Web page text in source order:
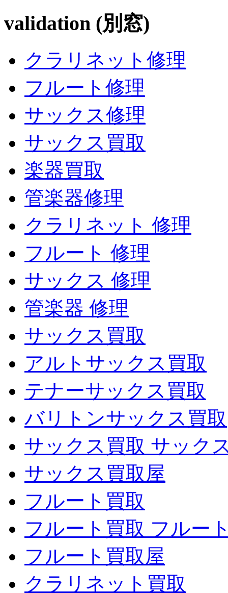
validation (別窓)
クラリネット修理
フルート修理
サックス修理
サックス買取
楽器買取
管楽器修理
クラリネット 修理
フルート 修理
サックス 修理
管楽器 修理
サックス買取
アルトサックス買取
テナーサックス買取
バリトンサックス買取
サックス買取 サック
サックス買取屋
フルート買取
フルート買取 フルー
フルート買取屋
クラリネット買取